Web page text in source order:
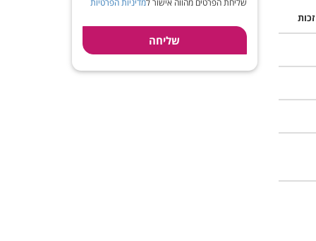
שליחת הפרטים מהווה אישור למדיניות הפרטיות